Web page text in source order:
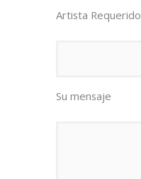
Artista Requerido
Su mensaje